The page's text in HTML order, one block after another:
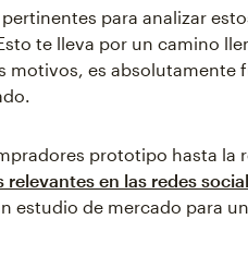
para analizar
te lleva por un camino
motivos, es absolutamente
prototipo hasta la
relevantes en las redes
estudio de mercado para